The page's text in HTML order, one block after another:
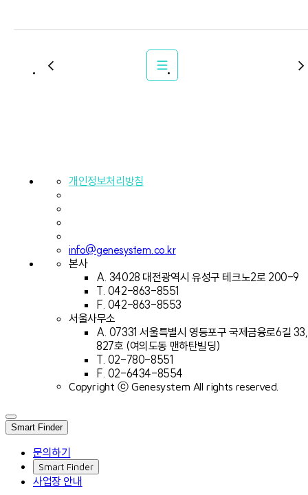
개인정보처리방침
info@genesystem.co.kr
본사
A. 34028 대전광역시 유성구 테크노2로 200-9
T. 042-863-8551
F. 042-863-8553
서울사무소
A. 07331 서울특별시 영등포구 국제금융로6길 33,
827호 (여의도동 맨하탄빌딩)
T. 02-780-8551
F. 02-6434-8554
Copyright ⓒ Genesystem All rights reserved.
Smart Finder
문의하기
Smart Finder
사업장 안내